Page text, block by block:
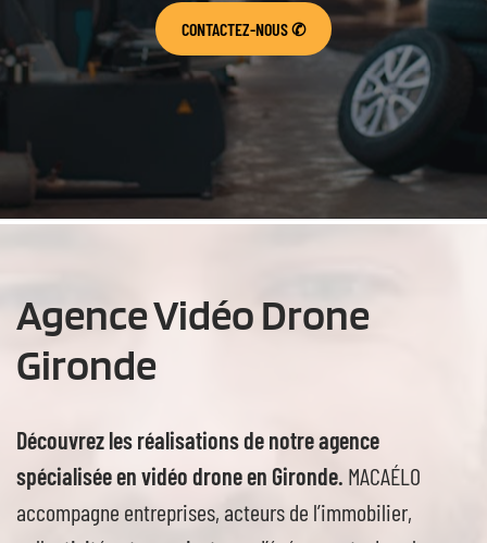
CONTACTEZ-NOUS✆
Agence Vidéo Drone
Gironde
Découvrez les réalisations de notre agence
spécialisée en vidéo drone en Gironde. MACAÉLO
accompagne entreprises, acteurs de l’immobilier,